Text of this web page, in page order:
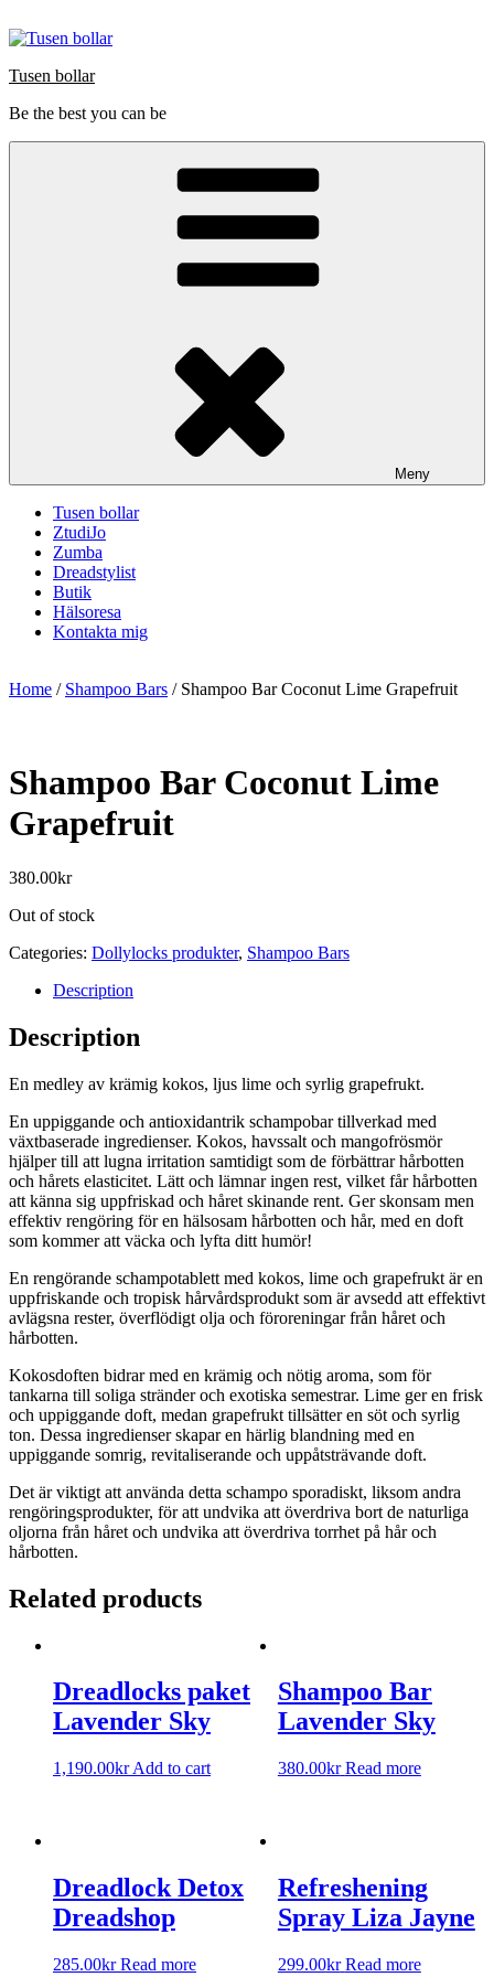
till
Tusen bollar
Be the best you can be
Meny
Tusen bollar
ZtudiJo
Zumba
Dreadstylist
Butik
Hälsoresa
Kontakta mig
Home / Shampoo Bars / Shampoo Bar Coconut Lime Grapefruit
Shampoo Bar Coconut Lime
Grapefruit
380.00kr
Out of stock
Categories: Dollylocks produkter, Shampoo Bars
Description
Description
En medley av krämig kokos, ljus lime och syrlig grapefrukt.
En uppiggande och antioxidantrik schampobar tillverkad med
växtbaserade ingredienser. Kokos, havssalt och mangofrösmör
hjälper till att lugna irritation samtidigt som de förbättrar hårbotten
och hårets elasticitet. Lätt och lämnar ingen rest, vilket får hårbotten
att känna sig uppfriskad och håret skinande rent. Ger skonsam men
effektiv rengöring för en hälsosam hårbotten och hår, med en doft
som kommer att väcka och lyfta ditt humör!
En rengörande schampotablett med kokos, lime och grapefrukt är en
uppfriskande och tropisk hårvårdsprodukt som är avsedd att effektivt
avlägsna rester, överflödigt olja och föroreningar från håret och
hårbotten.
Kokosdoften bidrar med en krämig och nötig aroma, som för
tankarna till soliga stränder och exotiska semestrar. Lime ger en frisk
och uppiggande doft, medan grapefrukt tillsätter en söt och syrlig
ton. Dessa ingredienser skapar en härlig blandning med en
uppiggande somrig, revitaliserande och uppåtsträvande doft.
Det är viktigt att använda detta schampo sporadiskt, liksom andra
rengöringsprodukter, för att undvika att överdriva bort de naturliga
oljorna från håret och undvika att överdriva torrhet på hår och
hårbotten.
Related products
Dreadlocks paket
Lavender Sky
1,190.00kr Add to cart
Shampoo Bar
Lavender Sky
380.00kr Read more
Dreadlock Detox
Dreadshop
285.00kr Read more
Refreshening
Spray Liza Jayne
299.00kr Read more